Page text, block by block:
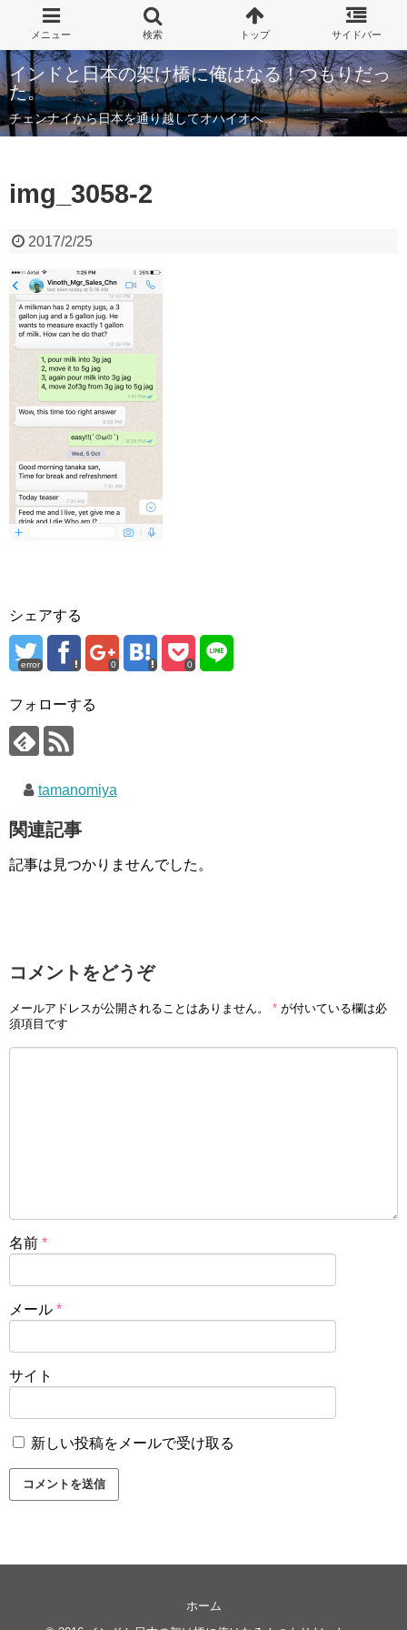
インドと日本の架け橋に俺はなる！つもりだっ
た。
チェンナイから日本を通り越してオハイオへ…
img_3058-2
2017/2/25
シェアする
error 0 0
フォローする
tamanomiya
関連記事
記事は見つかりませんでした。
コメントをどうぞ
メールアドレスが公開されることはありません。 * が付いている欄は必
須項目です
名前 *
メール *
サイト
新しい投稿をメールで受け取る
ホーム